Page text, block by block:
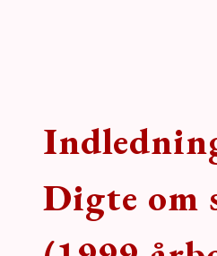
Digte om